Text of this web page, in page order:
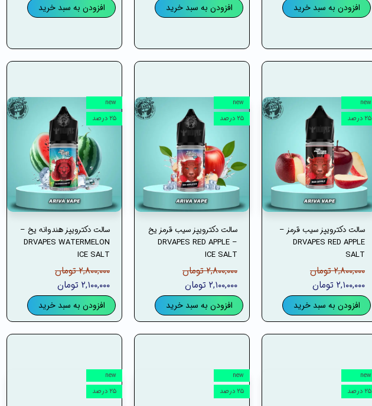
افزودن به سبد خرید افزودن به سبد خرید افزودن به سبد خرید
سالت دکترویپز سیب قرمز –
DRVAPES RED APPLE
SALT
۲,۸۰۰,۰۰۰ تومان
۲,۱۰۰,۰۰۰ تومان
افزودن به سبد خرید
new
۲۵ درصد
سالت دکترویپز سیب قرمز یخ
– DRVAPES RED APPLE
ICE SALT
۲,۸۰۰,۰۰۰ تومان
۲,۱۰۰,۰۰۰ تومان
افزودن به سبد خرید
new
۲۵ درصد
سالت دکترویپز هندوانه یخ –
DRVAPES WATERMELON
ICE SALT
۲,۸۰۰,۰۰۰ تومان
۲,۱۰۰,۰۰۰ تومان
افزودن به سبد خرید
new
۲۵ درصد
new
۲۵ درصد
new
۲۵ درصد
new
۲۵ درصد